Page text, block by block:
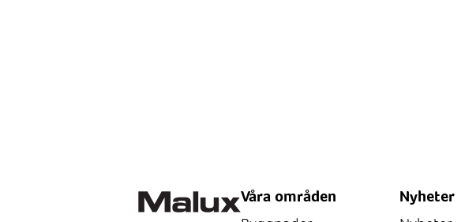
Våra områden Nyheter